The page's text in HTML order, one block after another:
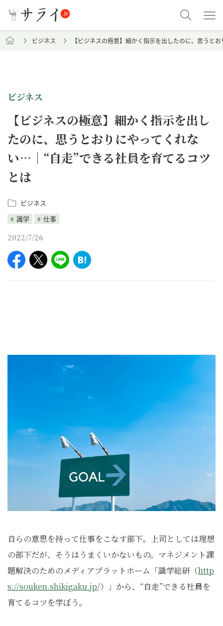
ビジネス 【ビジネスの極意】細かく指示を出したのに、思うと
ビジネス
【ビジネスの極意】細かく指示を出し
たのに、思うとおりにやってくれな
い…｜“自走”できる社員を育てるコツ
とは
ビジネス
識学
仕事
2022/7/26
自らの意思を持って仕事をこなす部下。上司としては理想
の部下だが、そうはうまくいかないもの。マネジメント課
題解決のためのメディアプラットホーム「識学総研（http
s://souken.shikigaku.jp/）」から、“自走”できる社員を
育てるコツを学ぼう。